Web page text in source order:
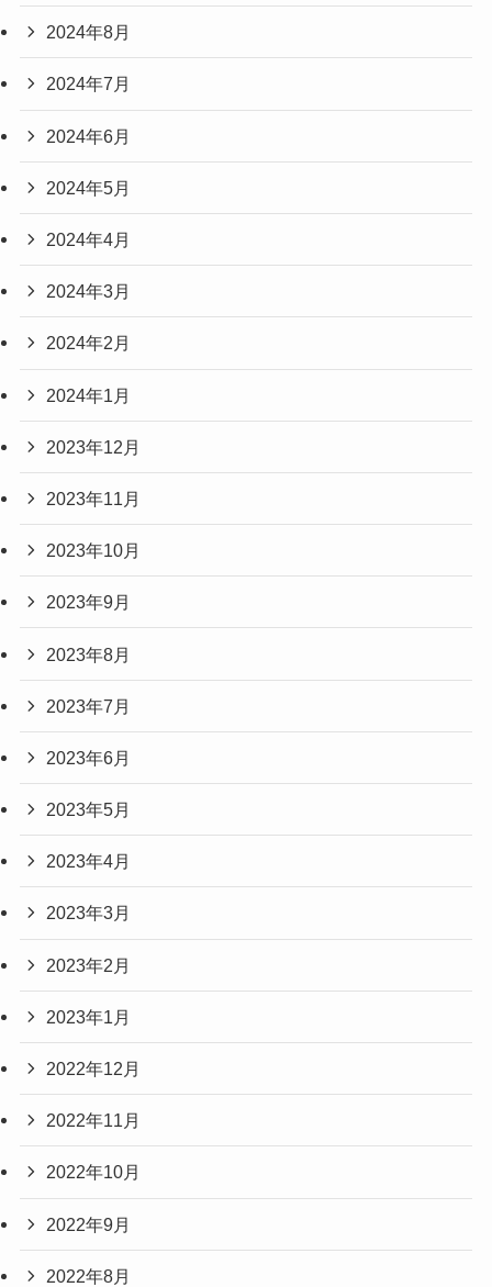
2024年8月
2024年7月
2024年6月
2024年5月
2024年4月
2024年3月
2024年2月
2024年1月
2023年12月
2023年11月
2023年10月
2023年9月
2023年8月
2023年7月
2023年6月
2023年5月
2023年4月
2023年3月
2023年2月
2023年1月
2022年12月
2022年11月
2022年10月
2022年9月
2022年8月